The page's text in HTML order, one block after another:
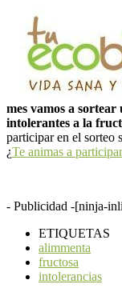
mes vamos a
intolerantes a la
participar en el sorteo
¿Te animas a participar
- Publicidad -[ninja-
ETIQUETAS
alimmenta
fructosa
intolerancias